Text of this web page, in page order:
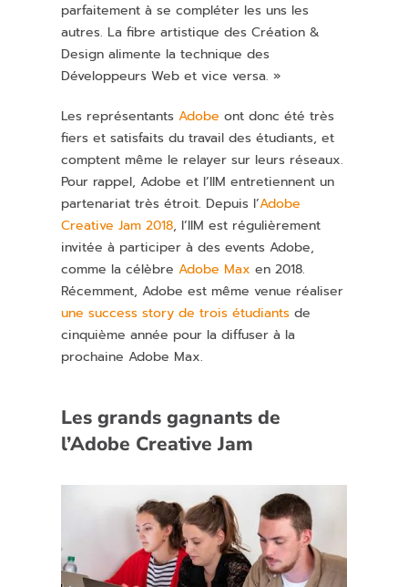
parfaitement à se compléter les uns les
autres. La fibre artistique des Création &
Design alimente la technique des
Développeurs Web et vice versa. »
Les représentantsAdobe ont donc été très
fiers et satisfaits du travail des étudiants, et
comptent même le relayer sur leurs réseaux.
Pour rappel, Adobe et l’IIM entretiennent un
partenariat très étroit. Depuis l’Adobe
Creative Jam 2018, l’IIM est régulièrement
invitée à participer à des events Adobe,
comme la célèbreAdobe Max en 2018.
Récemment, Adobe est même venue réaliser
une success story de trois étudiants de
cinquième année pour la diffuser à la
prochaine Adobe Max.
Les grands gagnants de
l’Adobe Creative Jam